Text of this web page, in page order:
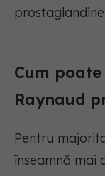
Cum
Raynaud
Pentru
înseamnă mai